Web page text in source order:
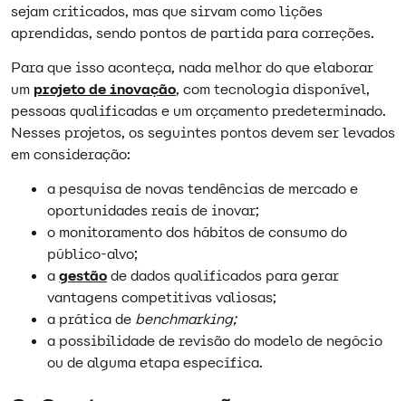
sejam criticados, mas que sirvam como lições
aprendidas, sendo pontos de partida para correções.
Para que isso aconteça, nada melhor do que elaborar
umprojeto de inovação, com tecnologia disponível,
pessoas qualificadas e um orçamento predeterminado.
Nesses projetos, os seguintes pontos devem ser levados
em consideração:
a pesquisa de novas tendências de mercado e
oportunidades reais de inovar;
o monitoramento dos hábitos de consumo do
público-alvo;
agestãode dados qualificados para gerar
vantagens competitivas valiosas;
a prática de benchmarking;
a possibilidade de revisão do modelo de negócio
ou de alguma etapa específica.